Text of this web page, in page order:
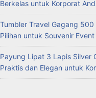
Berkelas untuk Korporat
Tumbler Travel Gagang
Pilihan untuk Souvenir
Payung Lipat 3 Lapis Silver
Praktis dan Elegan untuk